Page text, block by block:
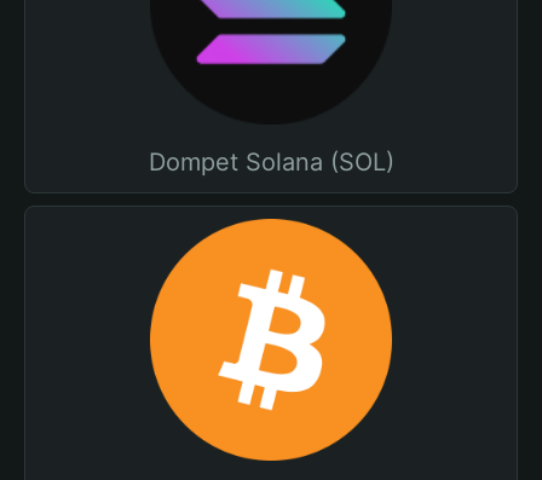
Dompet Solana (SOL)